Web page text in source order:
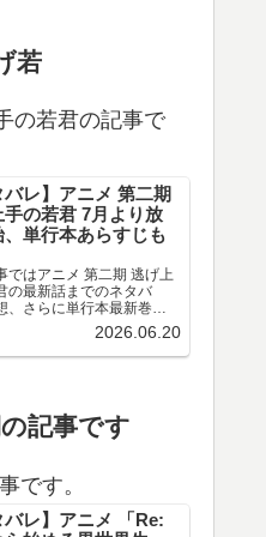
若
の若君の記事で
バレ】アニメ 第二期
手の若君 7月より放
、単行本あらすじも
ではアニメ 第二期 逃げ上
の最新話までのネタバ
、さらに単行本最新巻ま
すじ・まとめ等をご紹介
TVアニメ 逃げ上手の若君
十五回のネタバレ、感想
2026.06.20
記事です
です。
バレ】アニメ 「Re: